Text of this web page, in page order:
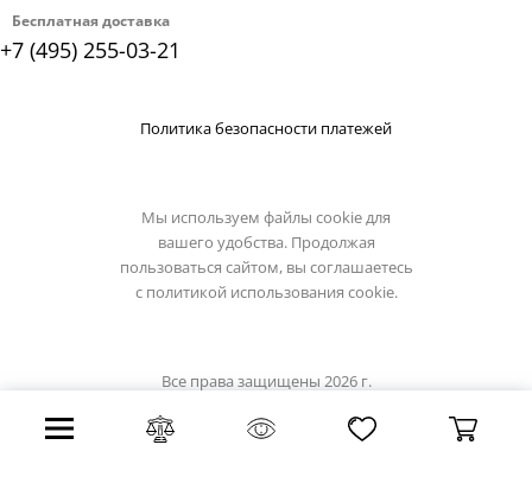
Бесплатная доставка
+7 (495) 255-03-21
Политика безопасности платежей
Мы используем файлы cookie для
вашего удобства. Продолжая
пользоваться сайтом, вы соглашаетесь
с политикой использования cookie.
Все права защищены 2026 г.